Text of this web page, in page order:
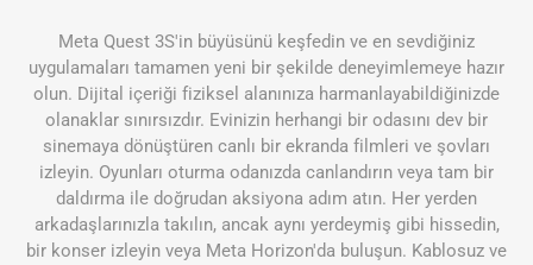
Meta Quest 3S'in büyüsünü keşfedin ve en sevdiğiniz
uygulamaları tamamen yeni bir şekilde deneyimlemeye hazır
olun. Dijital içeriği fiziksel alanınıza harmanlayabildiğinizde
olanaklar sınırsızdır. Evinizin herhangi bir odasını dev bir
sinemaya dönüştüren canlı bir ekranda filmleri ve şovları
izleyin. Oyunları oturma odanızda canlandırın veya tam bir
daldırma ile doğrudan aksiyona adım atın. Her yerden
arkadaşlarınızla takılın, ancak aynı yerdeymiş gibi hissedin,
bir konser izleyin veya Meta Horizon'da buluşun. Kablosuz ve